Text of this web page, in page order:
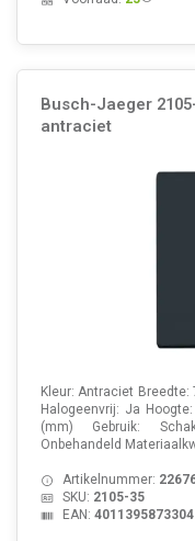
Busch-Jaeger
antraciet
Kleur: Antraciet
Halogeenvrij: Ja
(mm) Gebruik:
Onbehandeld
Artikelnummer:
SKU: 2105-35
EAN: 4011395873304